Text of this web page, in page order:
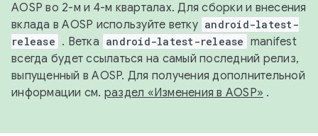
AOSP во 2-м и 4-м кварталах. Для сборки и внесения
вклада в AOSP используйте ветку android-latest-
release . Ветка android-latest-release manifest
всегда будет ссылаться на самый последний релиз,
выпущенный в AOSP. Для получения дополнительной
информации см. раздел «Изменения в AOSP» .